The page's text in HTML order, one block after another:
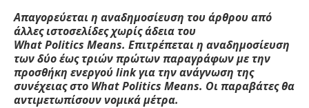
Απαγορεύεται η αναδημοσίευση του άρθρου από
άλλες ιστοσελίδες χωρίς άδεια του
WhatPolitics Means. Επιτρέπεται η αναδημοσίευση
των δύο έως τριών πρώτων παραγράφων με την
προσθήκη ενεργούlinkγια την ανάγνωση της
συνέχειας στο WhatPolitics Means. Οι παραβάτες θα
αντιμετωπίσουν νομικά μέτρα.